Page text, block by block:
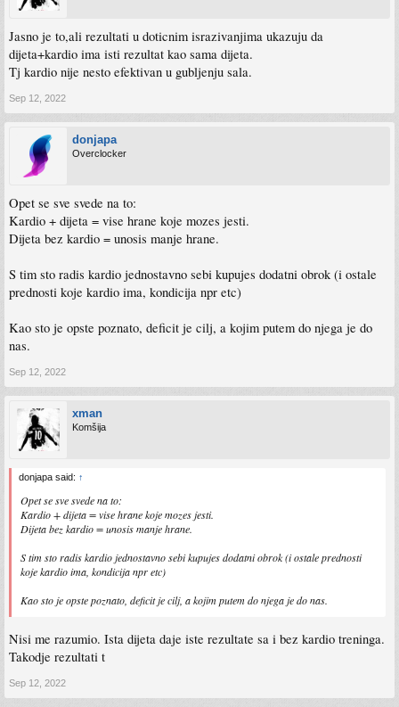
Jasno je to,ali rezultati u doticnim israzivanjima ukazuju da
dijeta+kardio ima isti rezultat kao sama dijeta.
Tj kardio nije nesto efektivan u gubljenju sala.
Sep 12, 2022
donjapa
Overclocker
Opet se sve svede na to:
Kardio + dijeta = vise hrane koje mozes jesti.
Dijeta bez kardio = unosis manje hrane.
S tim sto radis kardio jednostavno sebi kupujes dodatni obrok (i ostale
prednosti koje kardio ima, kondicija npr etc)
Kao sto je opste poznato, deficit je cilj, a kojim putem do njega je do
nas.
Sep 12, 2022
xman
Komšija
donjapa said: ↑
Opet se sve svede na to:
Kardio + dijeta = vise hrane koje mozes jesti.
Dijeta bez kardio = unosis manje hrane.
S tim sto radis kardio jednostavno sebi kupujes dodatni obrok (i ostale prednosti
koje kardio ima, kondicija npr etc)
Kao sto je opste poznato, deficit je cilj, a kojim putem do njega je do nas.
Nisi me razumio. Ista dijeta daje iste rezultate sa i bez kardio treninga.
Takodje rezultati t
Sep 12, 2022